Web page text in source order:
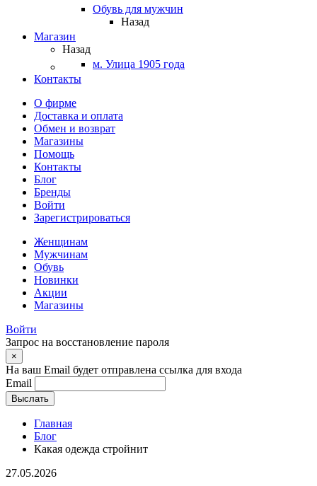
Обувь для мужчин
Назад
Магазин
Назад
м. Улица 1905 года
Контакты
О фирме
Доставка и оплата
Обмен и возврат
Магазины
Помощь
Контакты
Блог
Бренды
Войти
Зарегистрироваться
Женщинам
Мужчинам
Обувь
Новинки
Акции
Магазины
Войти
Запрос на восстановление пароля
×
На ваш Email будет отправлена ссылка для входа
Email
Выслать
Главная
Блог
Какая одежда стройнит
27.05.2026